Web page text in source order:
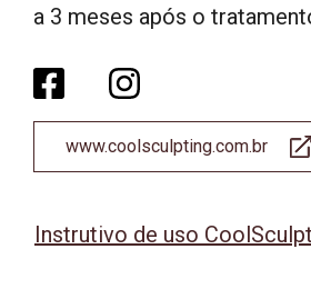
a 3 meses após o
www.coolsculpting.com.br
Instrutivo de uso